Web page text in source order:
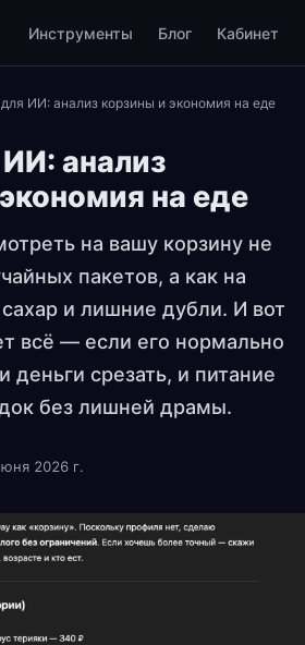
Инструменты Блог Кабинет
ИИ: анализ корзины и экономия на еде
анализ
на еде
на вашу корзину не
пакетов, а как на
и лишние дубли. И вот
всё — если его нормально
деньги срезать, и питание
без лишней драмы.
2026 г.